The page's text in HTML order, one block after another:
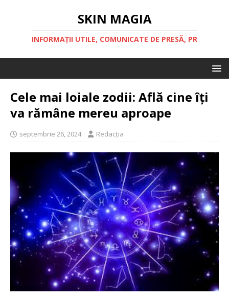
SKIN MAGIA
INFORMAȚII UTILE, COMUNICATE DE PRESĂ, PR
Cele mai loiale zodii: Află cine îți
va rămâne mereu aproape
septembrie 26, 2024 Redacția